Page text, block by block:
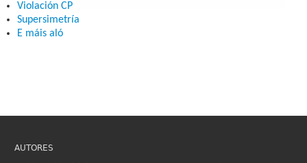
Violación CP
Supersimetría
E máis aló
AUTORES